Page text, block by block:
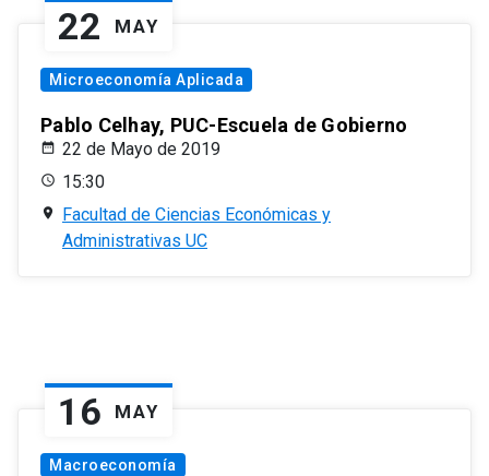
22 MAY
Microeconomía Aplicada
Pablo Celhay, PUC-Escuela de Gobierno
22 de Mayo de 2019
15:30
Facultad de Ciencias Económicas y
Administrativas UC
16 MAY
Macroeconomía